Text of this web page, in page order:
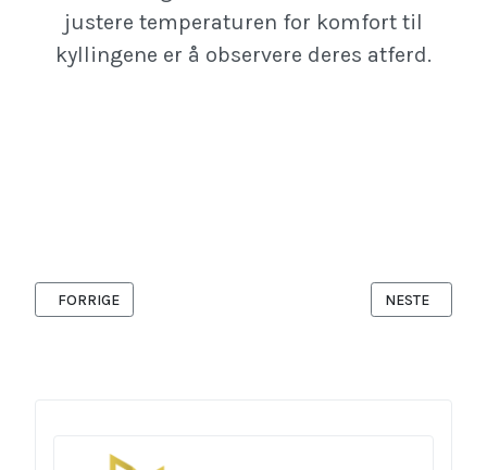
justere temperaturen for komfort til
kyllingene er å observere deres atferd.
FORRIGE ARTIKKEL: FÔRING AV HØNS
FORRIGE NESTE
NESTE